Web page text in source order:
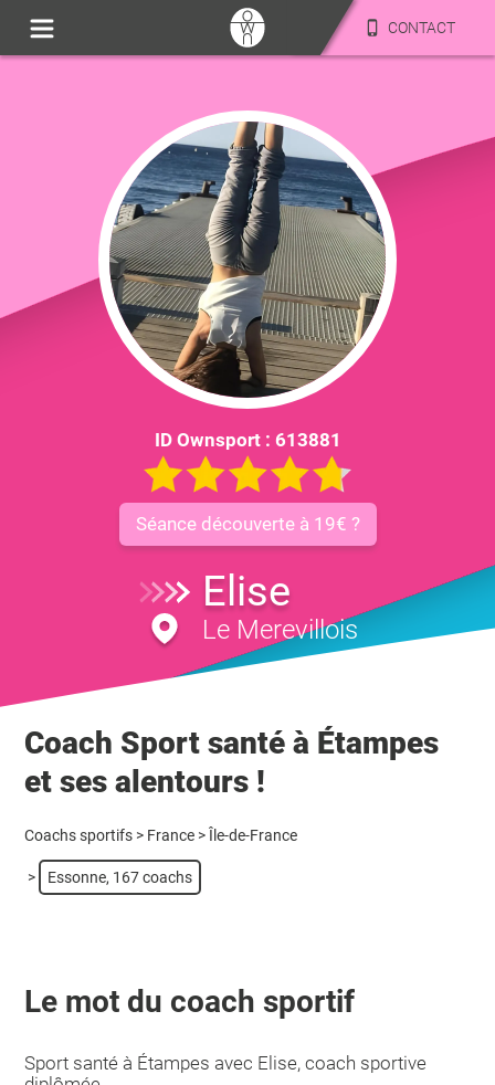
CONTACT
ID Ownsport : 613881
Séance découverte à 19€ ?
Elise
Le Merevillois
Coach Sport santé à Étampes
et ses alentours !
Coachs sportifs > France > Île-de-France
> Essonne, 167 coachs
Le mot du coach sportif
Sport santé à Étampes avec Elise, coach sportive